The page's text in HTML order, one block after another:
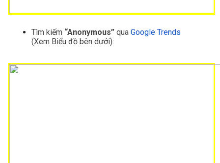
Tìm kiếm “Anonymous” qua Google Trends
(Xem Biểu đồ bên dưới):